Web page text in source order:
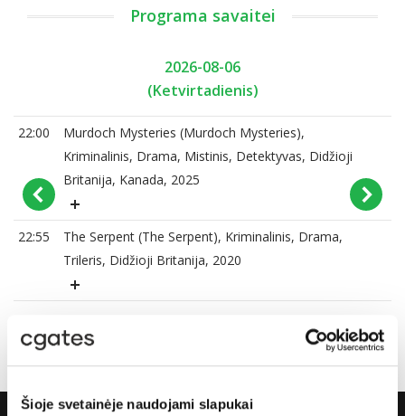
Šioje svetainėje naudojami slapukai
Programa savaitei
2026-08-06
(Ketvirtadienis)
22:00
Murdoch Mysteries (Murdoch Mysteries),
Kriminalinis, Drama, Mistinis, Detektyvas, Didžioji
Britanija, Kanada, 2025
22:55
The Serpent (The Serpent), Kriminalinis, Drama,
Trileris, Didžioji Britanija, 2020